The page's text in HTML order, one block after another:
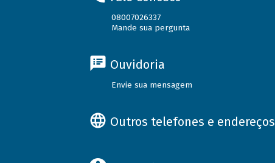
08007026337
Mande sua pergunta
Ouvidoria
Envie sua mensagem
Outros telefones e endereços